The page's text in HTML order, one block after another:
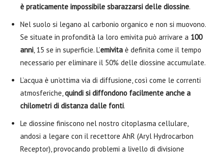
è praticamente impossibile sbarazzarsi delle diossine.
Nel suolo si legano al carbonio organico e non si muovono.
Se situate in profondità la loro emivita può arrivare a 100
anni, 15 se in superficie. L’emivita è definita come il tempo
necessario per eliminare il 50% delle diossine accumulate.
L’acqua è un’ottima via di diffusione, così come le correnti
atmosferiche,quindi si diffondono facilmente anche a
chilometri di distanza dalle fonti.
Le diossine finiscono nel nostro citoplasma cellulare,
andosi a legare con il recettore AhR (Aryl Hydrocarbon
Receptor), provocando problemi a livello di divisione